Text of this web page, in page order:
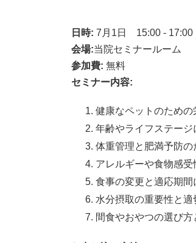
日時: 7月1日 15:00 - 17:00
会場:当院セミナールーム
参加費: 無料
セミナー内容:
健康なペットのため
年齢やライフステー
体重管理と肥満予防の
アレルギーや食物感
食事の変更と適応期
水分摂取の重要性と
間食やおやつの選び方